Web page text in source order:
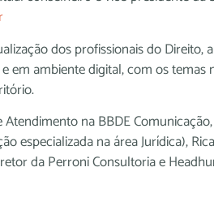
dos profissionais do Direito,
em ambiente digital, com os
na BBDE
especializada na área Jurídica),
da Perroni Consultoria e